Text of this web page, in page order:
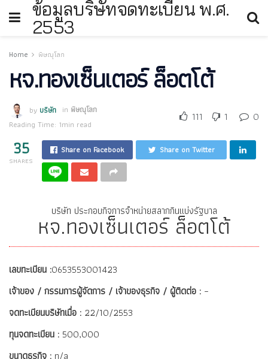
ข้อมูลบริษัทจดทะเบียน พ.ศ.
2553
Home พิษณุโลก
หจ.ทองเซ็นเตอร์ ล็อตโต้
by บริษัท in พิษณุโลก
Reading Time: 1min read
111 1 0
35
SHARES
Share on Facebook Share on Twitter
บริษัท ประกอบกิจการจำหน่ายสลากกินแบ่งรัฐบาล
หจ.ทองเซ็นเตอร์ ล็อตโต้
เลขทะเบียน :0653553001423
เจ้าของ / กรรมการผู้จัดการ / เจ้าของธุรกิจ / ผู้ติดต่อ : –
จดทะเบียนบริษัทเมื่อ : 22/10/2553
ทุนจดทะเบียน : 500,000
ขนาดธุรกิจ : n/a